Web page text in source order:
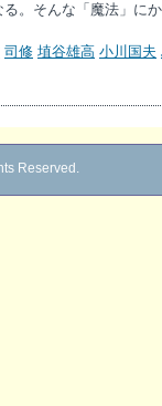
。そんな「魔法」に
司修 埴谷雄高 小川国夫
Reserved.